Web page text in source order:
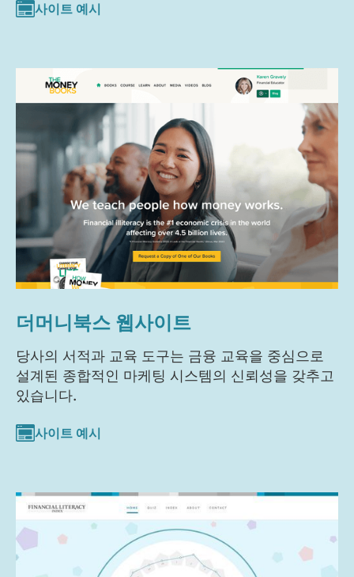
사이트 예시
더머니북스 웹사이트
당사의 서적과 교육 도구는 금융 교육을 중심으로
설계된 종합적인 마케팅 시스템의 신뢰성을 갖추고
있습니다.
사이트 예시